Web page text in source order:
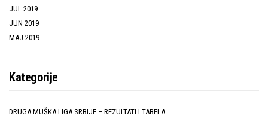
JUL 2019
JUN 2019
MAJ 2019
Kategorije
DRUGA MUŠKA LIGA SRBIJE – REZULTATI I TABELA